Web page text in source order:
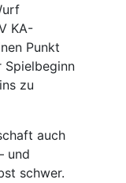
KA-
Punkt
Spielbeginn
zu
auch
und
schwer.